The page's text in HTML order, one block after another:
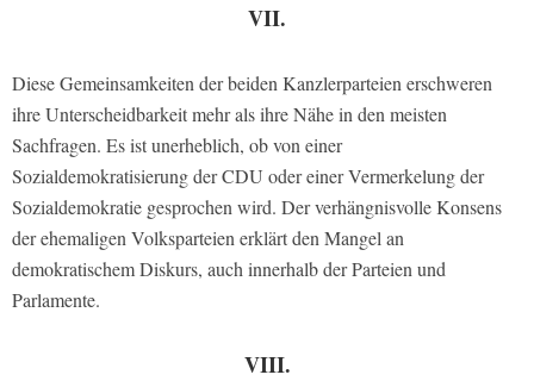
VII.
Diese Gemeinsamkeiten der beiden Kanzlerparteien erschweren
ihre Unterscheidbarkeit mehr als ihre Nähe in den meisten
Sachfragen. Es ist unerheblich, ob von einer
Sozialdemokratisierung der CDU oder einer Vermerkelung der
Sozialdemokratie gesprochen wird. Der verhängnisvolle Konsens
der ehemaligen Volksparteien erklärt den Mangel an
demokratischem Diskurs, auch innerhalb der Parteien und
Parlamente.
VIII.